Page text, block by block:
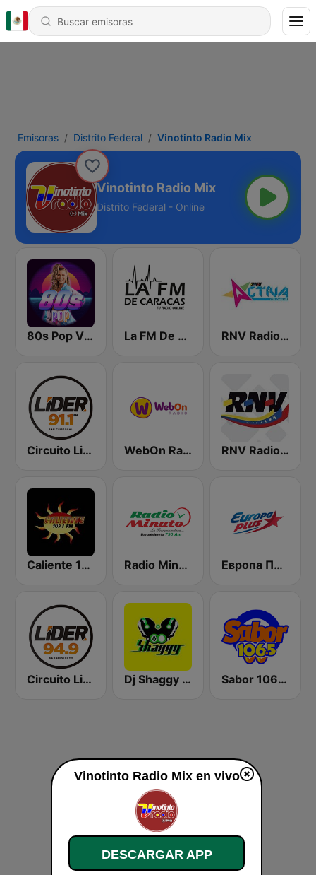
Emisoras Distrito Federal Vinotinto Radio Mix
Vinotinto Radio Mix
Distrito Federal - Online
80s Pop Vibes La FM De Caracas RNV Radio Nacional de Venezuela - Activa
Circuito Lider San Cristóbal WebOn Radio RNV Radio Nacional de Venezuela
Caliente 103.1 FM Radio Minuto 790 AM Европа Плюс (Europa Plus)
Circuito Lider Barquisimeto Dj Shaggy Venezuela Sabor 106.5 FM
Vinotinto Radio Mix en vivo
DESCARGAR APP